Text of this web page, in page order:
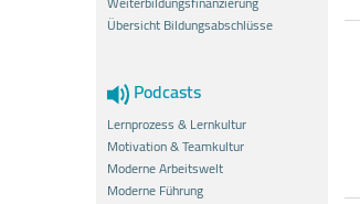
Übersicht Bildungsabschlüsse
Podcasts
Lernprozess & Lernkultur
Motivation & Teamkultur
Moderne Arbeitswelt
Moderne Führung